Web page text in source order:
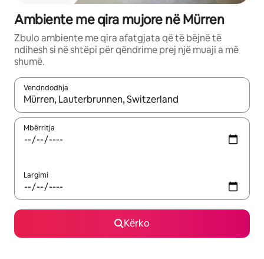
Ambiente me qira mujore në Mürren
Zbulo ambiente me qira afatgjata që të bëjnë të
ndihesh si në shtëpi për qëndrime prej një muaji a më
shumë.
Vendndodhja
Kur rezultatet të jenë të disponueshme, lëviz me butonat e
Mbërritja
Largimi
Kërko